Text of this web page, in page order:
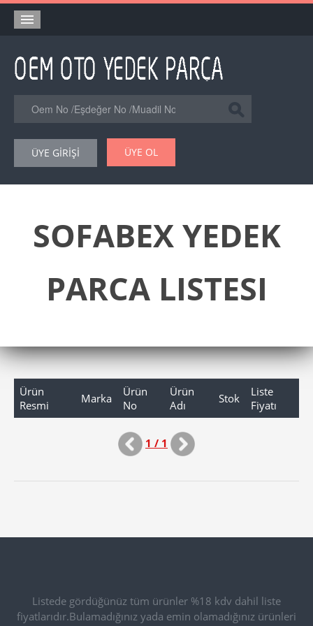
Orjinal Yedek Parça
Eşdeğer Muadil Yedek Parça
Şase Numarası VIN Yedekparça Sorgulama
Hakkımızda
Forum
ÜYE GİRİŞİ ÜYE OL
SOFABEX YEDEK
PARCA LISTESI
Ürün
Resmi
Marka
Ürün
No
Ürün
Adı
Stok
Liste
Fiyatı
1 / 1
Listede gördüğünüz tüm ürünler %18 kdv dahil liste
fiyatlarıdır.Bulamadığınız yada emin olamadığınız ürünleri